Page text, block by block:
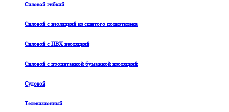
Силовой гибкий
Силовой с изоляцией из сшитого полиэтилена
Силовой с ПВХ изоляцией
Силовой с пропитанной бумажной изоляцией
Судовой
Телевизионный